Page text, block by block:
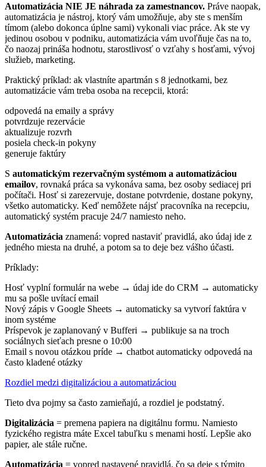
Automatizácia NIE JE náhrada za zamestnancov. Práve naopak,
automatizácia je nástroj, ktorý vám umožňuje, aby ste s menším
tímom (alebo dokonca úplne sami) vykonali viac práce. Ak ste vy
jedinou osobou v podniku, automatizácia vám uvoľňuje čas na to,
čo naozaj prináša hodnotu, starostlivosť o vzťahy s hosťami, vývoj
služieb, marketing.
Praktický príklad: ak vlastníte apartmán s 8 jednotkami, bez
automatizácie vám treba osoba na recepcii, ktorá:
odpovedá na emaily a správy
potvrdzuje rezervácie
aktualizuje rozvrh
posiela check-in pokyny
generuje faktúry
S automatickým rezervačným systémom a automatizáciou
emailov, rovnaká práca sa vykonáva sama, bez osoby sediacej pri
počítači. Hosť si zarezervuje, dostane potvrdenie, dostane pokyny,
všetko automaticky. Keď nemôžete nájsť pracovníka na recepciu,
automatický systém pracuje 24/7 namiesto neho.
Automatizácia znamená: vopred nastaviť pravidlá, ako údaj ide z
jedného miesta na druhé, a potom sa to deje bez vášho účasti.
Príklady:
Hosť vyplní formulár na webe → údaj ide do CRM → automaticky
mu sa pošle uvítací email
Nový zápis v Google Sheets → automaticky sa vytvorí faktúra v
inom systéme
Príspevok je zaplanovaný v Bufferi → publikuje sa na troch
sociálnych sieťach presne o 10:00
Email s novou otázkou príde → chatbot automaticky odpovedá na
často kladené otázky
Rozdiel medzi digitalizáciou a automatizáciou
Tieto dva pojmy sa často zamieňajú, a rozdiel je podstatný.
Digitalizácia = premena papiera na digitálnu formu. Namiesto
fyzického registra máte Excel tabuľku s menami hostí. Lepšie ako
papier, ale stále ručne.
Automatizácia = vopred nastavené pravidlá, čo sa deje s týmito